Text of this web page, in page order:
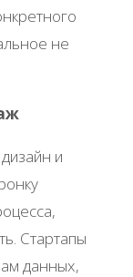
не
и
Стартапы
данных,